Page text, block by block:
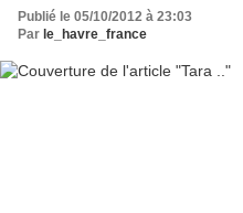
Publié le 05/10/2012 à 23:03
Par le_havre_france